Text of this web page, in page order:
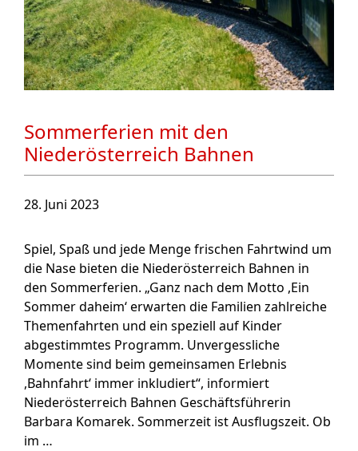
Sommerferien mit den
Niederösterreich Bahnen
28. Juni 2023
Spiel, Spaß und jede Menge frischen Fahrtwind um
die Nase bieten die Niederösterreich Bahnen in
den Sommerferien. „Ganz nach dem Motto ,Ein
Sommer daheim‘ erwarten die Familien zahlreiche
Themenfahrten und ein speziell auf Kinder
abgestimmtes Programm. Unvergessliche
Momente sind beim gemeinsamen Erlebnis
,Bahnfahrt‘ immer inkludiert“, informiert
Niederösterreich Bahnen Geschäftsführerin
Barbara Komarek. Sommerzeit ist Ausflugszeit. Ob
im …